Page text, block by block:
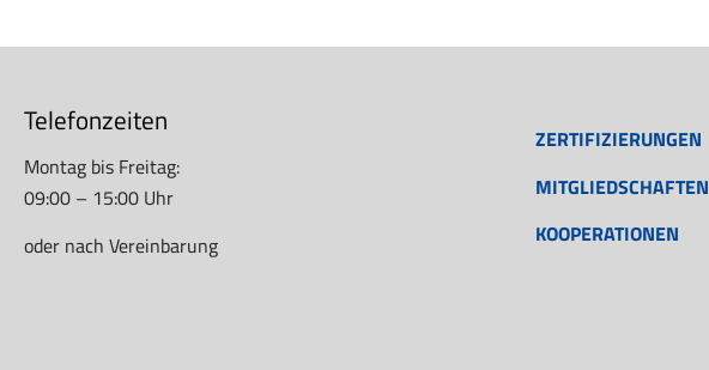
Telefonzeiten
Montag bis Freitag:
09:00 – 15:00 Uhr
oder nach Vereinbarung
ZERTIFIZIERUNGEN
MITGLIEDSCHAFTEN
KOOPERATIONEN